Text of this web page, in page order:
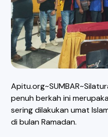
penuh berkah ini
sering dilakukan umat
di bulan Ramadan.